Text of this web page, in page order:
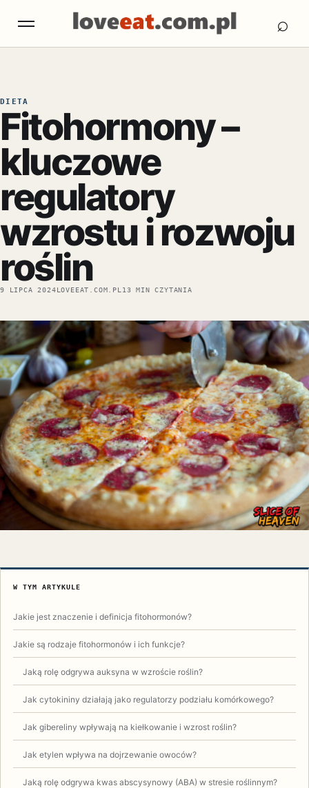
Otwórz menu ⌕
DIETA
Fitohormony –
kluczowe
regulatory
wzrostu i rozwoju
roślin
9 LIPCA 2024LOVEEAT.COM.PL 13 MIN CZYTANIA
W TYM ARTYKULE
Jakie jest znaczenie i definicja fitohormonów?
Jakie są rodzaje fitohormonów i ich funkcje?
Jaką rolę odgrywa auksyna w wzroście roślin?
Jak cytokininy działają jako regulatorzy podziału komórkowego?
Jak gibereliny wpływają na kiełkowanie i wzrost roślin?
Jak etylen wpływa na dojrzewanie owoców?
Jaką rolę odgrywa kwas abscysynowy (ABA) w stresie roślinnym?